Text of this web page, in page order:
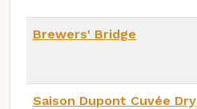
Brewers' Bridge
Saison Dupont Cuvée Dry